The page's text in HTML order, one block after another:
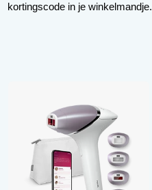
kortingscode in je winkelmandje.